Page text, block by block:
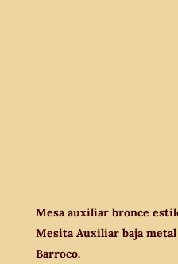
Mesa auxiliar bronce
Mesita Auxiliar baja
Barroco.